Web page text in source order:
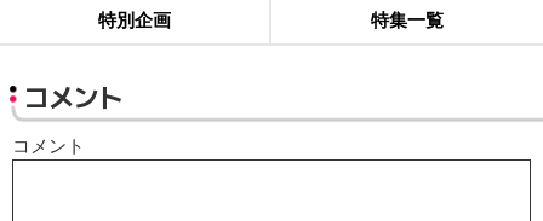
特別企画 特集一覧
コメント
コメント